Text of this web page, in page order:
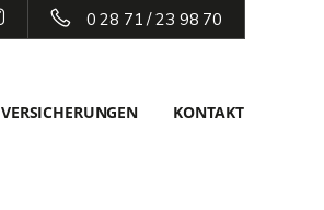
0 28 71 / 23 98 70
VERSICHERUNGEN KONTAKT